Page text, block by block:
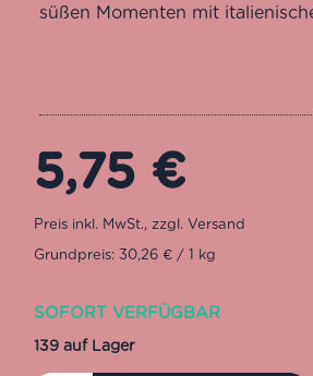
süßen Momenten mit
5,75 €
Grundpreis: 30,26 € / 1 kg
SOFORT VERFÜGBAR
139 auf Lager